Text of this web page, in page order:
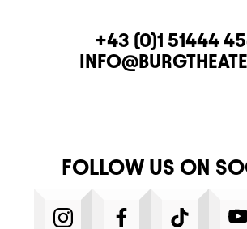
CONTACTTELEPHONE
+43 (0)1 51444
E-MAIL
FOLLOW US ON
INSTAGRAMFACEBOOKTIKTOK